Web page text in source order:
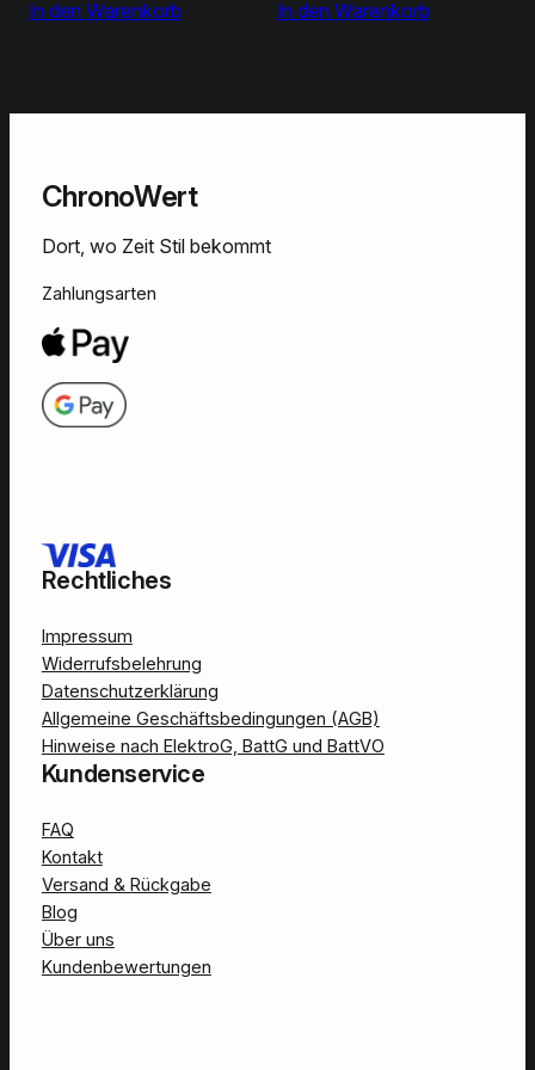
war:
In den Warenkorb In den Warenkorb
ChronoWert
Dort, wo Zeit Stil bekommt
Zahlungsarten
Rechtliches
Impressum
Widerrufsbelehrung
Datenschutzerklärung
Allgemeine Geschäftsbedingungen (AGB)
Hinweise nach ElektroG, BattG und BattVO
Kundenservice
FAQ
Kontakt
Versand & Rückgabe
Blog
Über uns
Kundenbewertungen